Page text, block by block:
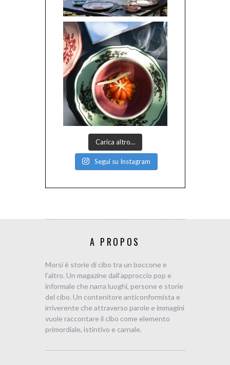
Carica altro…
Segui su Instagram
A PROPOS
Morsi è storie di cibo tra un boccone e
l’altro. Un magazine dall’approccio pop e
informale che narra luoghi, persone e storie
del cibo. Un contenitore anticonformista e
irriverente che attraverso parole e immagini
vuole raccontare il cibo come elemento
primordiale, istintivo e carnale.